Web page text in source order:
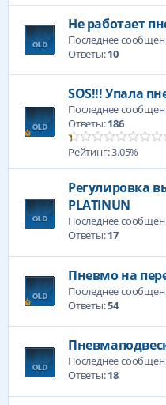
Не работает
Последнее
Ответы:10
SOS!!! Упала
Последнее
Ответы:186
Рейтинг: 3.05%
Регулировка
PLATINUN
Последнее
Ответы:17
Пневмо на
Последнее
Ответы:54
Последнее
Ответы:18